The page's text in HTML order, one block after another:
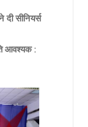
दी सीनियर्स
आवश्यक :